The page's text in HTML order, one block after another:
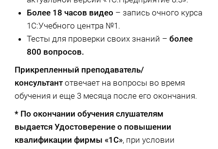
Более 18 часов видео – запись очного курса
1С:Учебного центра №1.
Тесты для проверки своих знаний – более
800 вопросов.
Прикрепленный преподаватель/
консультантотвечает на вопросы во время
обучения и еще 3 месяца после его окончания.
* По окончании обучения слушателям
выдается Удостоверение о повышении
квалификации фирмы «1С», при условии